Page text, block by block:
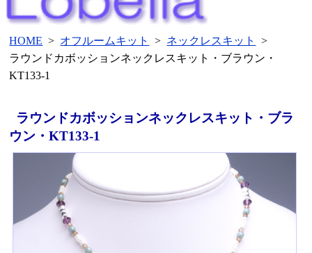
HOME > オフルームキット > ネックレスキット
>
ラウンドカボッションネックレスキット・ブラウン・
KT133-1
ラウンドカボッションネックレスキット・ブラ
ウン・KT133-1